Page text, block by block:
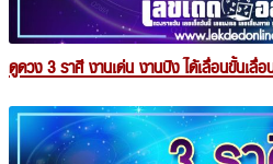
ดูดวง 3 ราศี งานเด่น งานปัง ได้เลื่อนขั้นเลื่